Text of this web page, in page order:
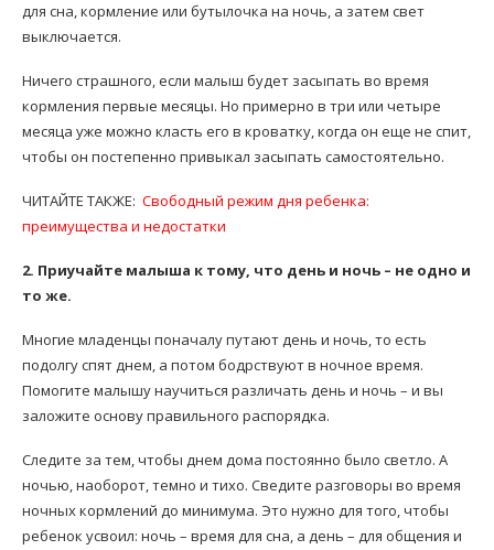
для сна, кормление или бутылочка на ночь, а затем свет
выключается.
Ничего страшного, если малыш будет засыпать во время
кормления первые месяцы. Но примерно в три или четыре
месяца уже можно класть его в кроватку, когда он еще не спит,
чтобы он постепенно привыкал засыпать самостоятельно.
ЧИТАЙТЕ ТАКЖЕ: Свободный режим дня ребенка:
преимущества и недостатки
2. Приучайте малыша к тому, что день и ночь – не одно и
то же.
Многие младенцы поначалу путают день и ночь, то есть
подолгу спят днем, а потом бодрствуют в ночное время.
Помогите малышу научиться различать день и ночь – и вы
заложите основу правильного распорядка.
Следите за тем, чтобы днем дома постоянно было светло. А
ночью, наоборот, темно и тихо. Сведите разговоры во время
ночных кормлений до минимума. Это нужно для того, чтобы
ребенок усвоил: ночь – время для сна, а день – для общения и